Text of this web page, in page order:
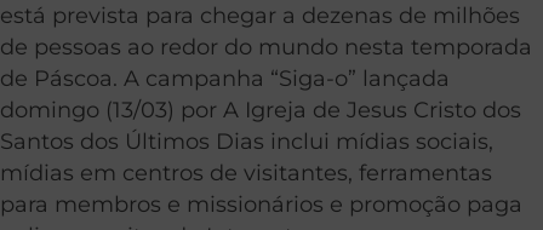
está prevista para chegar a dezenas de milhões
de pessoas ao redor do mundo nesta temporada
de Páscoa. A campanha “Siga-o” lançada
domingo (13/03) por A Igreja de Jesus Cristo dos
Santos dos Últimos Dias inclui mídias sociais,
mídias em centros de visitantes, ferramentas
para membros e missionários e promoção paga